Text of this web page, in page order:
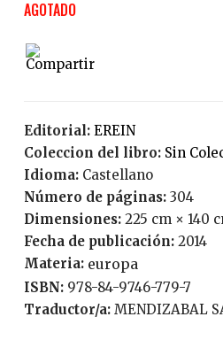
AGOTADO
Editorial:
EREIN
Coleccion del libro:
Sin
Idioma:
Castellano
Número de páginas:
304
Dimensiones: 225 cm × 140
Fecha de publicación:
2014
Materia: europa
ISBN:
978-84-9746-779-7
Traductor/a:
MENDIZABAL